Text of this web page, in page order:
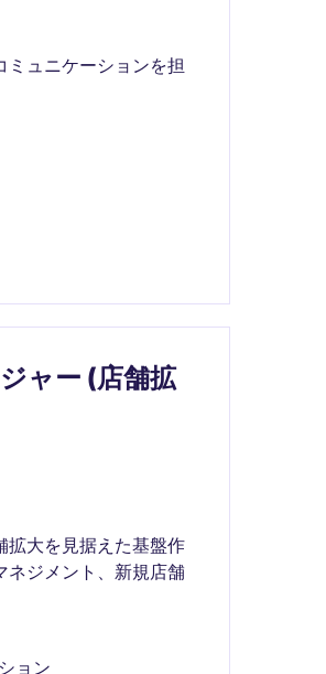
ュニケーションを担
ャー (店舗拡
拡大を見据えた基盤作
ネジメント、新規店舗
ョン